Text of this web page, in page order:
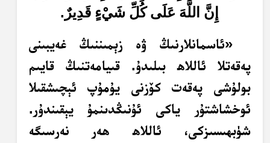
إِنَّ اللَّهَ عَلَى كُلِّ شَيْءٍ قَدِيرٌ .
«ئاسمانلارنىڭ ۋە زېمىننىڭ غەيبىنى
پەقەتلا ئاللاھ بىلىدۇ. قىيامەتنىڭ قايىم
بولۇشى پەقەت كۆزنى يۇمۇپ ئېچىشقىلا
ئوخشاشتۇر ياكى ئۇنىڭدىنمۇ يېقىندۇر.
شۈبھىسىزكى، ئاللاھ ھەر نەرسىگە